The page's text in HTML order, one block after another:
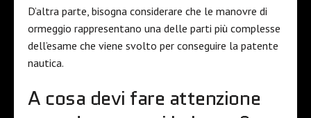
D’altra parte, bisogna considerare che le manovre di
ormeggio rappresentano una delle parti più complesse
dell’esame che viene svolto per conseguire la patente
nautica.
A cosa devi fare attenzione